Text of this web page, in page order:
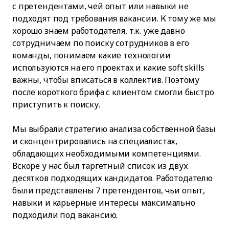
с претендентами, чей опыт или навыки не
подходят под требования вакансии. К тому же мы
хорошо знаем работодателя, т.к. уже давно
сотрудничаем по поиску сотрудников в его
команды, понимаем какие технологии
используются на его проектах и какие soft skills
важны, чтобы вписаться в коллектив. Поэтому
после короткого брифа с клиентом смогли быстро
приступить к поиску.
Мы выбрали стратегию анализа собственной базы
и сконцентрировались на специалистах,
обладающих необходимыми компетенциями.
Вскоре у нас был таргетный список из двух
десятков подходящих кандидатов. Работодателю
были представлены 7 претендентов, чьи опыт,
навыки и карьерные интересы максимально
подходили под вакансию.